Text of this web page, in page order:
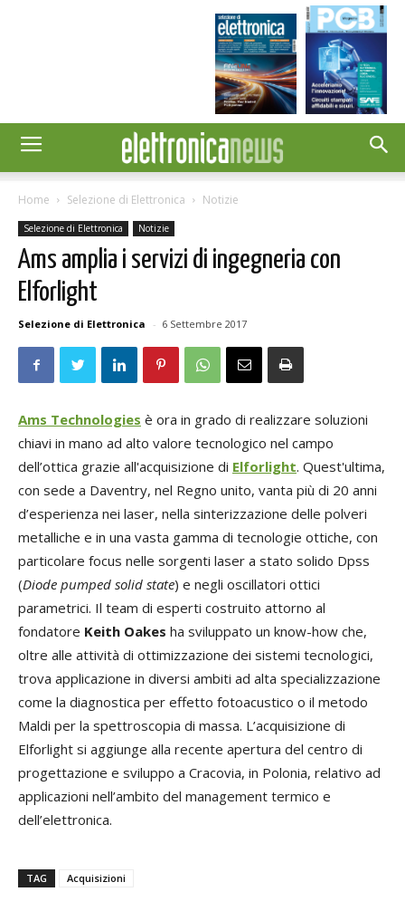
Home Selezione di Elettronica Notizie
Selezione di Elettronica Notizie
Ams amplia i servizi di ingegneria con
Elforlight
Selezione di Elettronica - 6 Settembre 2017
Ams Technologies è ora in grado di realizzare soluzioni
chiavi in mano ad alto valore tecnologico nel campo
dell’ottica grazie all'acquisizione di Elforlight. Quest'ultima,
con sede a Daventry, nel Regno unito, vanta più di 20 anni
d’esperienza nei laser, nella sinterizzazione delle polveri
metalliche e in una vasta gamma di tecnologie ottiche, con
particolare focus nelle sorgenti laser a stato solido Dpss
(Diode pumped solid state) e negli oscillatori ottici
parametrici. Il team di esperti costruito attorno al
fondatore Keith Oakes ha sviluppato un know-how che,
oltre alle attività di ottimizzazione dei sistemi tecnologici,
trova applicazione in diversi ambiti ad alta specializzazione
come la diagnostica per effetto fotoacustico o il metodo
Maldi per la spettroscopia di massa. L’acquisizione di
Elforlight si aggiunge alla recente apertura del centro di
progettazione e sviluppo a Cracovia, in Polonia, relativo ad
applicazioni nell’ambito del management termico e
dell’elettronica.
TAG Acquisizioni